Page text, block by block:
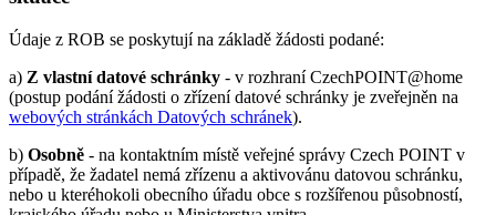
Údaje z ROB se poskytují na základě žádosti podané:
a) Z vlastní datové schránky - v rozhraní CzechPOINT@home
(postup podání žádosti o zřízení datové schránky je zveřejněn na
webových stránkách Datových schránek).
b) Osobně - na kontaktním místě veřejné správy Czech POINT v
případě, že žadatel nemá zřízenu a aktivovánu datovou schránku,
nebo u kteréhokoli obecního úřadu obce s rozšířenou působností,